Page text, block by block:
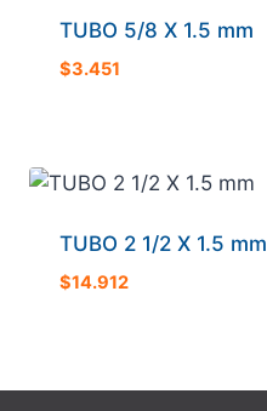
TUBO 5/8 X 1.5 mm
$3.451
TUBO 2 1/2 X 1.5 mm
$14.912